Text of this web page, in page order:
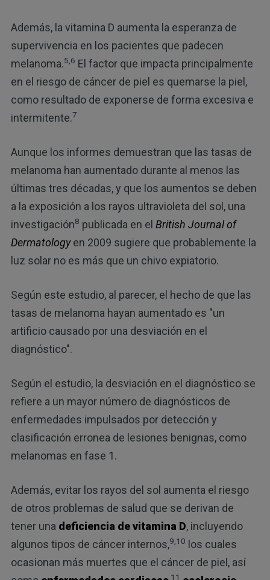
Además, la vitamina D aumenta la esperanza de
supervivencia en los pacientes que padecen
melanoma.5,6 El factor que impacta principalmente
en el riesgo de cáncer de piel es quemarse la piel,
como resultado de exponerse de forma excesiva e
intermitente.7
Aunque los informes demuestran que las tasas de
melanoma han aumentado durante al menos las
últimas tres décadas, y que los aumentos se deben
a la exposición a los rayos ultravioleta del sol, una
investigación8 publicada en el British Journal of
Dermatologyen 2009 sugiere que probablemente la
luz solar no es más que un chivo expiatorio.
Según este estudio, al parecer, el hecho de que las
tasas de melanoma hayan aumentado es "un
artificio causado por una desviación en el
diagnóstico".
Según el estudio, la desviación en el diagnóstico se
refiere a un mayor número de diagnósticos de
enfermedades impulsados por detección y
clasificación erronea de lesiones benignas, como
melanomas en fase 1.
Además, evitar los rayos del sol aumenta el riesgo
de otros problemas de salud que se derivan de
tener una deficiencia de vitamina D, incluyendo
algunos tipos de cáncer internos,9,10 los cuales
ocasionan más muertes que el cáncer de piel, así
11